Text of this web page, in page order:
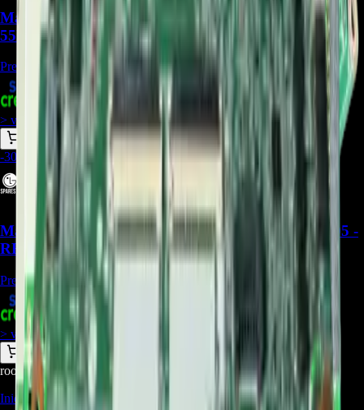
Main Board EBU66375501 para TV LG
55NANO80SPA - REP-474
Precio Regular: $915.000
1$831.500
> ver_
> desbloquear oferta_
-30
Main board BPR Total Assembly LG EBU67402505 -
REP-2714
Precio Regular: $ 1.571.286
> ver_> desbloquear oferta_
root@ops:~#
Iniciá sesión
para hacer una pregunta.